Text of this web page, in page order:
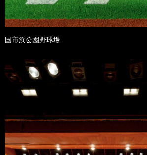
国市浜公園野球場